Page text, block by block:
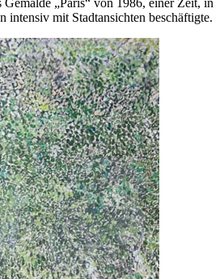
intensiv mit Stadtansichten beschäftigte.